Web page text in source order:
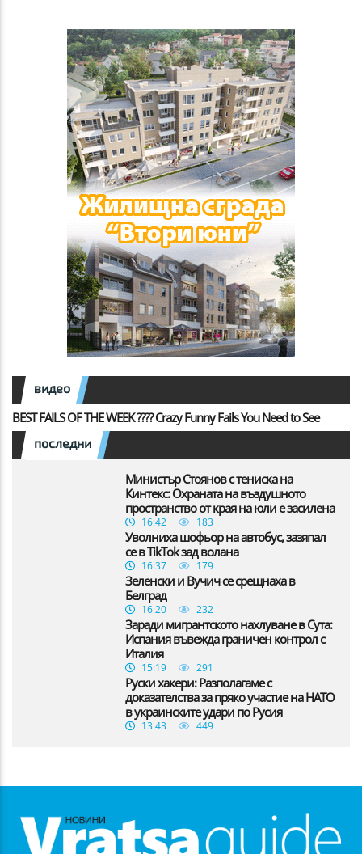
видео
BEST FAILS OF THE WEEK ???? Crazy Funny Fails You Need to See
последни
Министър Стоянов с тениска на
Кинтекс: Охраната на въздушното
пространство от края на юли е засилена
16:42 183
Уволниха шофьор на автобус, зазяпал
се в TikTok зад волана
16:37 179
Зеленски и Вучич се срещнаха в
Белград
16:20 232
Заради мигрантското нахлуване в Сута:
Испания въвежда граничен контрол с
Италия
15:19 291
Руски хакери: Разполагаме с
доказателства за пряко участие на НАТО
в украинските удари по Русия
13:43 449